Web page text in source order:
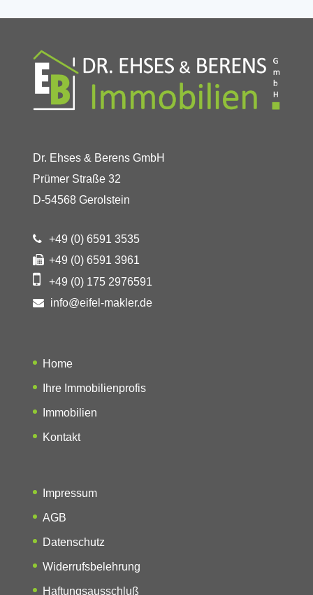
Dr. Ehses & Berens GmbH
Prümer Straße 32
D-54568 Gerolstein
+49 (0) 6591 3535
+49 (0) 6591 3961
+49 (0) 175 2976591
info@eifel-makler.de
Home
Ihre Immobilienprofis
Immobilien
Kontakt
Impressum
AGB
Datenschutz
Widerrufsbelehrung
Haftungsausschluß